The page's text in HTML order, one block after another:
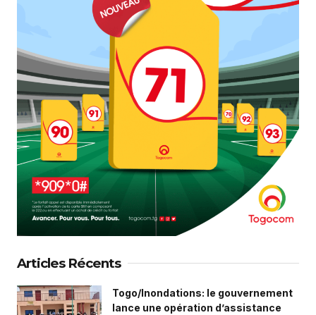
Articles Récents
Togo/Inondations: le gouvernement
lance une opération d’assistance